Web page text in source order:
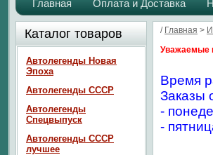
Главная Оплата и Доставка
/ Главная >
Уважаемые
Время
Заказы
-
-
Каталог товаров
Автолегенды Новая
Эпоха
Автолегенды СССР
Автолегенды
Спецвыпуск
Автолегенды СССР
лучшее